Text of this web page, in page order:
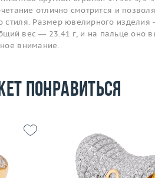
отлично смотрится и
Размер ювелирного
вес — 23.41 г, и на пальце оно
внимание.
понравиться
Размер